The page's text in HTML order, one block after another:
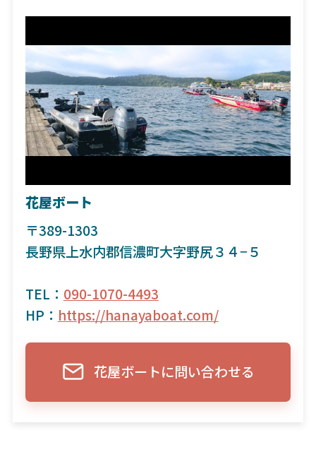
花屋ボート
〒389-1303
長野県上水内郡信濃町大字野尻３４−５
TEL： 090-1070-4493
HP： https://hanayaboat.com/
花屋ボートに問い合わせる